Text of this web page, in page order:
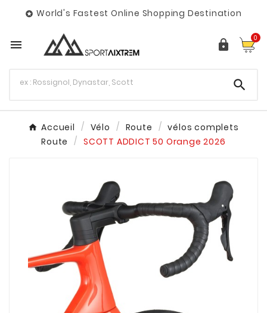
 World's Fastest Online Shopping Destination
  0

Accueil Vélo Route
vélos complets
Route
SCOTT ADDICT 50 Orange 2026